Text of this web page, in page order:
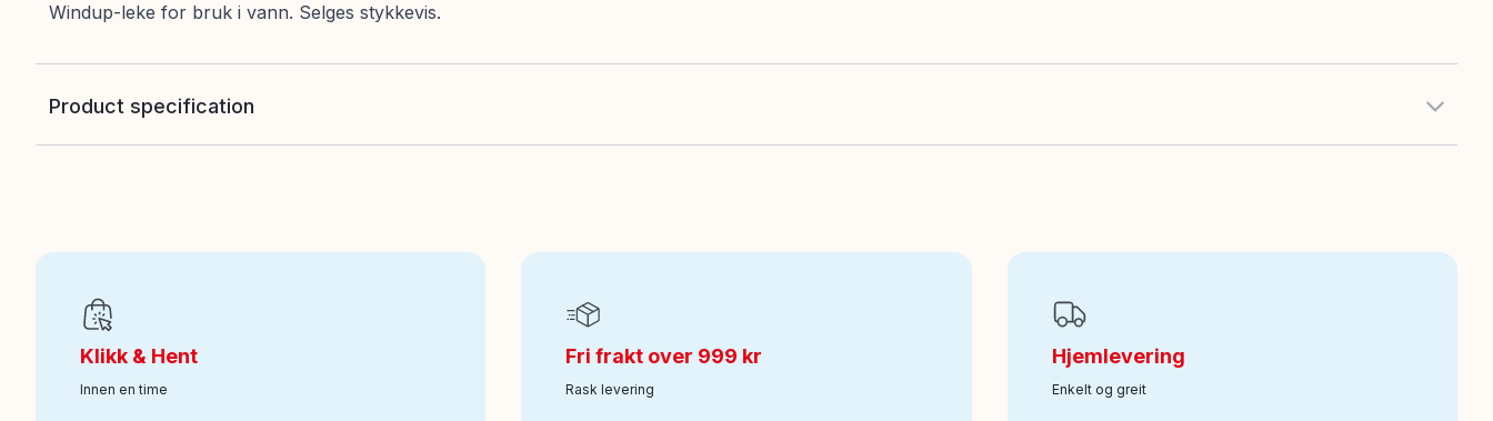
Windup-leke for bruk i vann. Selges stykkevis.
Product specification
Alder fra:1
Art nr:100-123010887
Klikk & Hent
Innen en time
Fri frakt over 999 kr
Rask levering
Hjemlevering
Enkelt og greit